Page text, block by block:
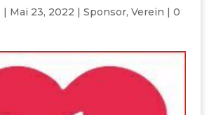
| Mai 23, 2022 | Sponsor, Verein | 0